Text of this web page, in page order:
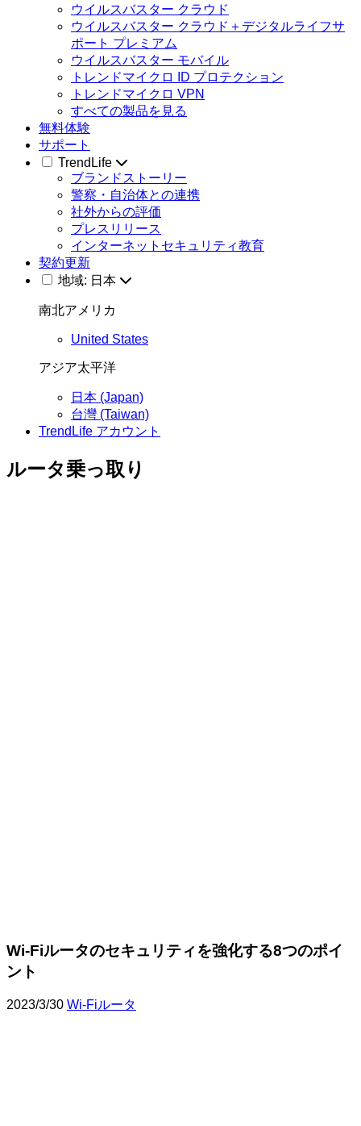
ウイルスバスター クラウド
ウイルスバスター クラウド＋デジタルライフサ
ポート プレミアム
ウイルスバスター モバイル
トレンドマイクロ ID プロテクション
トレンドマイクロ VPN
すべての製品を見る
無料体験
サポート
TrendLife
ブランドストーリー
警察・自治体との連携
社外からの評価
プレスリリース
インターネットセキュリティ教育
契約更新
地域: 日本
南北アメリカ
United States
アジア太平洋
日本 (Japan)
台灣 (Taiwan)
TrendLife アカウント
ルータ乗っ取り
Wi-Fiルータのセキュリティを強化する8つのポイ
ント
2023/3/30 Wi-Fiルータ